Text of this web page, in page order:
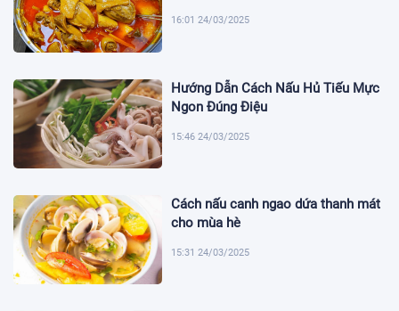
16:01 24/03/2025
Hướng Dẫn Cách Nấu Hủ Tiếu Mực
Ngon Đúng Điệu
15:46 24/03/2025
Cách nấu canh ngao dứa thanh mát
cho mùa hè
15:31 24/03/2025